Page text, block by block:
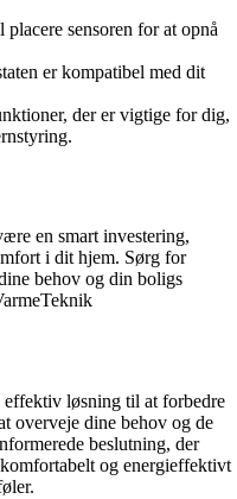
sensoren for at opnå
er kompatibel med dit
der er vigtige for dig,
en smart investering,
i dit hjem. Sørg for
behov og din boligs
løsning til at forbedre
overveje dine behov og de
beslutning, der
og energieffektivt